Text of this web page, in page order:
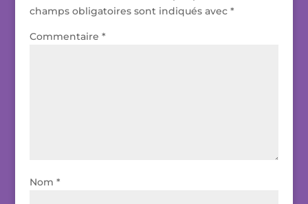
champs obligatoires sont indiqués avec *
Commentaire *
Nom *